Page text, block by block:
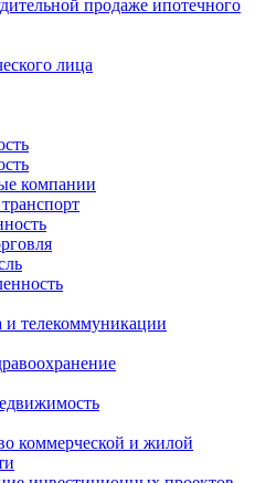
продаже ипотечного
лица
компании
и телекоммуникации
коммерческой и жилой